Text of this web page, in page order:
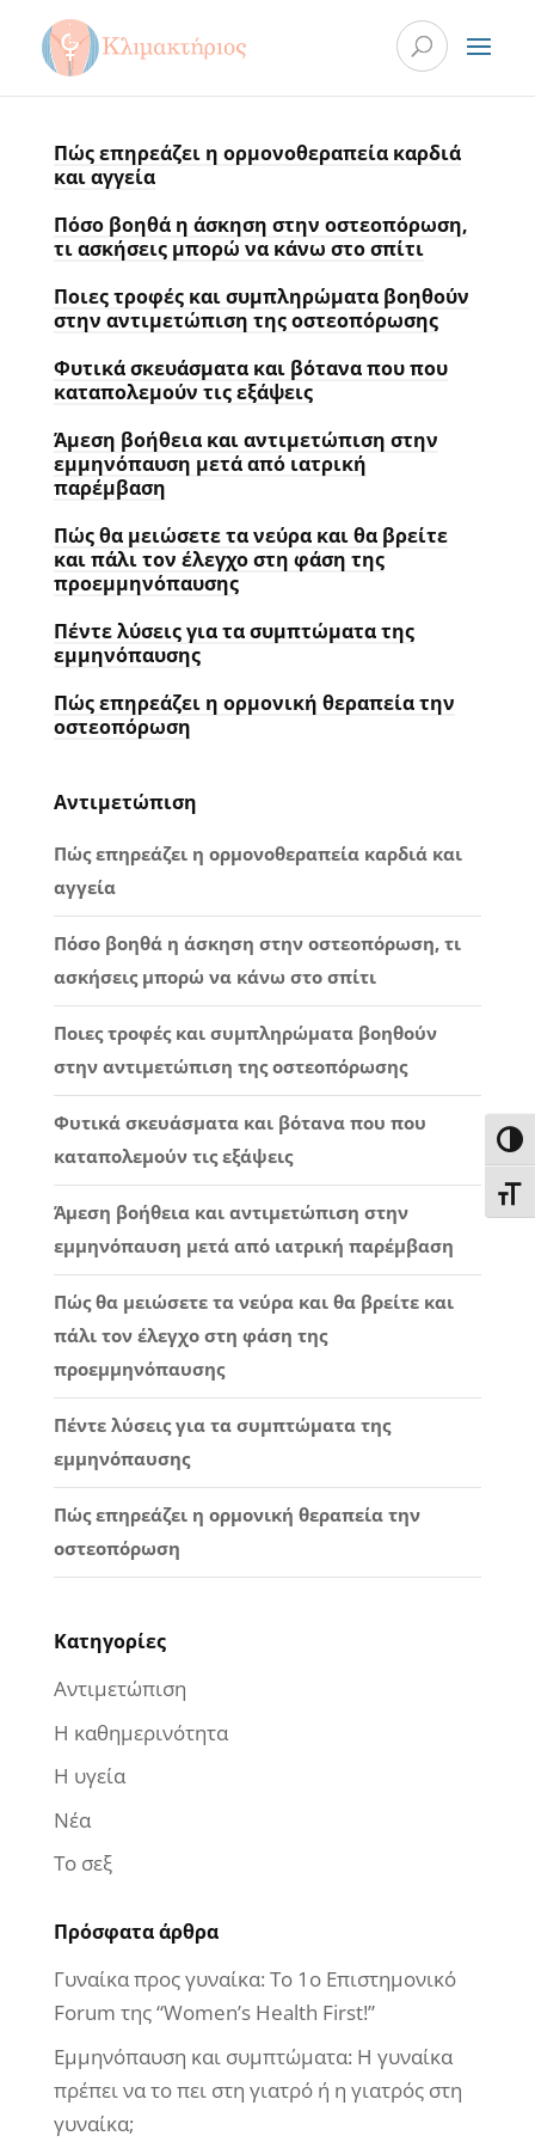
Πώς επηρεάζει η ορμονοθεραπεία καρδιά
και αγγεία
Πόσο βοηθά η άσκηση στην οστεοπόρωση,
τι ασκήσεις μπορώ να κάνω στο σπίτι
Ποιες τροφές και συμπληρώματα βοηθούν
στην αντιμετώπιση της οστεοπόρωσης
Φυτικά σκευάσματα και βότανα που που
καταπολεμούν τις εξάψεις
Άμεση βοήθεια και αντιμετώπιση στην
εμμηνόπαυση μετά από ιατρική
παρέμβαση
Πώς θα μειώσετε τα νεύρα και θα βρείτε
και πάλι τον έλεγχο στη φάση της
προεμμηνόπαυσης
Πέντε λύσεις για τα συμπτώματα της
εμμηνόπαυσης
Πώς επηρεάζει η ορμονική θεραπεία την
οστεοπόρωση
Αντιμετώπιση
Πώς επηρεάζει η ορμονοθεραπεία καρδιά και
αγγεία
Πόσο βοηθά η άσκηση στην οστεοπόρωση, τι
ασκήσεις μπορώ να κάνω στο σπίτι
Ποιες τροφές και συμπληρώματα βοηθούν
στην αντιμετώπιση της οστεοπόρωσης
Φυτικά σκευάσματα και βότανα που που
καταπολεμούν τις εξάψεις
Άμεση βοήθεια και αντιμετώπιση στην
εμμηνόπαυση μετά από ιατρική παρέμβαση
Πώς θα μειώσετε τα νεύρα και θα βρείτε και
πάλι τον έλεγχο στη φάση της
προεμμηνόπαυσης
Πέντε λύσεις για τα συμπτώματα της
εμμηνόπαυσης
Πώς επηρεάζει η ορμονική θεραπεία την
οστεοπόρωση
Kατηγορίες
Αντιμετώπιση
Η καθημερινότητα
Η υγεία
Νέα
Το σεξ
Πρόσφατα άρθρα
Γυναίκα προς γυναίκα: Το 1ο Επιστημονικό
Forum της “Women’s Health First!”
Εμμηνόπαυση και συμπτώματα: Η γυναίκα
πρέπει να το πει στη γιατρό ή η γιατρός στη
γυναίκα;